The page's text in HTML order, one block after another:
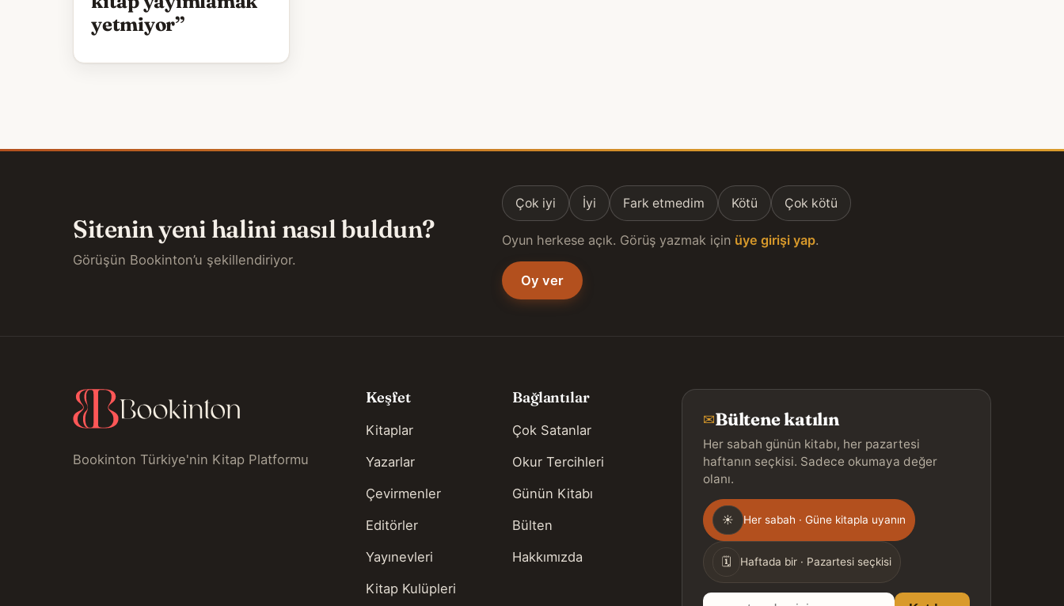
yetmiyor”
Sitenin yeni halini nasıl buldun?
Görüşün Bookinton’u şekillendiriyor.
Çok iyi İyi Fark etmedim Kötü Çok kötü
Oyun herkese açık. Görüş yazmak için üye girişi yap.
Oy ver
Bookinton Türkiye'nin Kitap Platformu
Keşfet
Kitaplar
Yazarlar
Çevirmenler
Editörler
Yayınevleri
Kitap Kulüpleri
Bağlantılar
Çok Satanlar
Okur Tercihleri
Günün Kitabı
Bülten
Hakkımızda
✉Bültene katılın
Her sabah günün kitabı, her pazartesi
haftanın seçkisi. Sadece okumaya değer
olanı.
Gönderim
sıklığı
☀ Her sabah · Güne kitapla uyanın
🗓 Haftada bir · Pazartesi seçkisi